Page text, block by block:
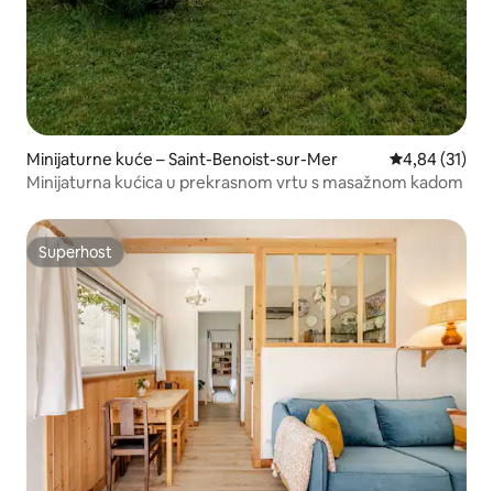
Minijaturne kuće – Saint-Benoist-sur-Mer Prosječna
4,84 (31)
Minijaturna kućica u prekrasnom vrtu s masažnom kadom
Superhost
Superhost